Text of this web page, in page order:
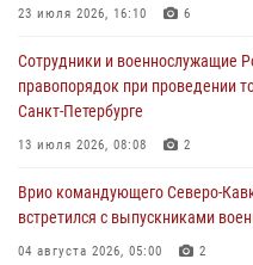
подозреваемые в страховом
06 августа 2026, 08:56
Офицер СОБР Росгвардии
06 августа 2026, 08:27 3
Росгвардейцы задержали
23 июля 2026, 16:10 6
Сотрудники и военнослужащие
правопорядок при проведении
Санкт-Петербурге
13 июля 2026, 08:08 2
Врио командующего Северо-
встретился с выпускниками
04 августа 2026, 05:00 2